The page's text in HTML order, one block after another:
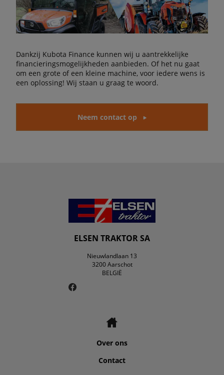
Dankzij Kubota Finance kunnen wij u aantrekkelijke
financieringsmogelijkheden aanbieden. Of het nu gaat
om een grote of een kleine machine, voor iedere wens is
een oplossing! Wij staan u graag te woord.
Neem contact op
ELSEN TRAKTOR SA
Nieuwlandlaan 13
3200 Aarschot
BELGIË
Over ons
Contact